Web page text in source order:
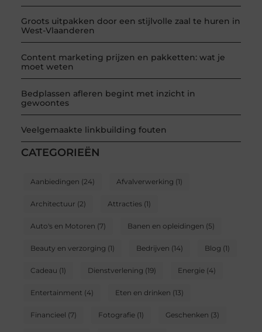
Groots uitpakken door een stijlvolle zaal te huren in
West-Vlaanderen
Content marketing prijzen en pakketten: wat je
moet weten
Bedplassen afleren begint met inzicht in
gewoontes
Veelgemaakte linkbuilding fouten
CATEGORIEËN
Aanbiedingen (24) Afvalverwerking (1)
Architectuur (2) Attracties(1)
Auto's en Motoren (7) Banen en opleidingen (5)
Beauty en verzorging (1) Bedrijven (14) Blog (1)
Cadeau (1) Dienstverlening (19) Energie(4)
Entertainment (4) Eten en drinken (13)
Financieel (7) Fotografie(1) Geschenken (3)